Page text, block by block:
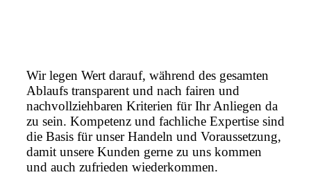
Wir legen Wert darauf, während des gesamten
Ablaufs transparent und nach fairen und
nachvollziehbaren Kriterien für Ihr Anliegen da
zu sein. Kompetenz und fachliche Expertise sind
die Basis für unser Handeln und Voraussetzung,
damit unsere Kunden gerne zu uns kommen
und auch zufrieden wiederkommen.